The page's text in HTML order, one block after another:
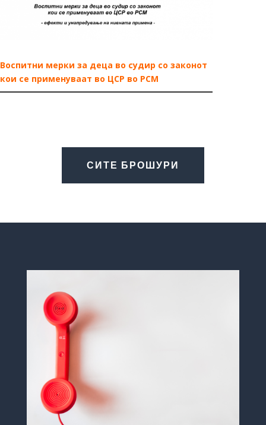
Воспитни мерки за деца во судир со законот
кои се применуваат во ЦСР во РСМ
СИТЕ БРОШУРИ